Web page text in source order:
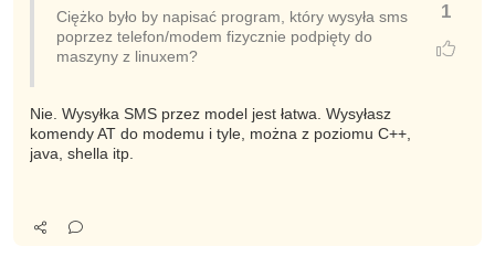
1
Ciężko było by napisać program, który wysyła sms
poprzez telefon/modem fizycznie podpięty do
maszyny z linuxem?
Nie. Wysyłka SMS przez model jest łatwa. Wysyłasz
komendy AT do modemu i tyle, można z poziomu C++,
java, shella itp.